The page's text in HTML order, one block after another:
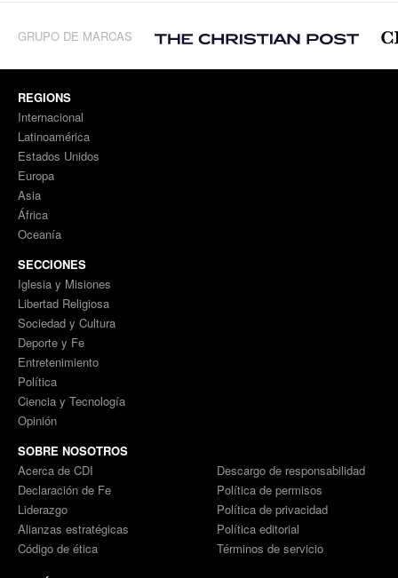
GRUPO DE MARCAS
REGIONS
Internacional
Latinoamérica
Estados Unidos
Europa
Asia
África
Oceanía
SECCIONES
Iglesia y Misiones
Libertad Religiosa
Sociedad y Cultura
Deporte y Fe
Entretenimiento
Política
Ciencia y Tecnología
Opinión
SOBRE NOSOTROS
Acerca de CDI
Declaración de Fe
Liderazgo
Alianzas estratégicas
Código de ética
Descargo de responsabilidad
Política de permisos
Política de privacidad
Política editorial
Términos de servicio